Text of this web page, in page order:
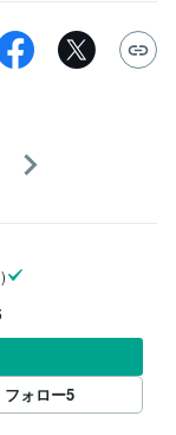
フォロー5